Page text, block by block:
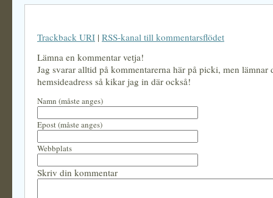
Trackback URI | RSS-kanal till kommentarsflödet
Lämna en kommentar vetja!
Jag svarar alltid på kommentarerna här på picki, men lämnar
hemsideadress så kikar jag in där också!
Namn (måste anges)
Epost (måste anges)
Webbplats
Skriv din kommentar